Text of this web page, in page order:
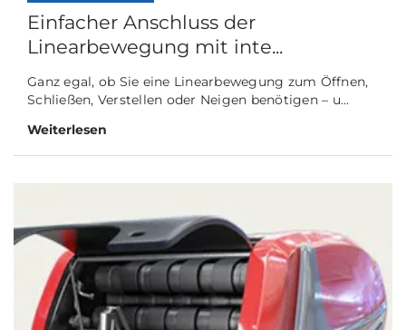
Einfacher Anschluss der
Linearbewegung mit inte...
Ganz egal, ob Sie eine Linearbewegung zum Öffnen,
Schließen, Verstellen oder Neigen benötigen – u...
Weiterlesen